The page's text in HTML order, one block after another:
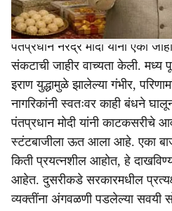
पश्चिम बंगालसह इतर राज्यांच्या
पंतप्रधान नरेंद्र मोदी यांनी एका
संकटाची जाहीर वाच्यता केली. मध्य
इराण युद्धामुळे झालेल्या गंभीर,
नागरिकांनी स्वतःवर काही बंधने
पंतप्रधान मोदी यांनी काटकसरीचे
स्टंटबाजीला ऊत आला आहे. एका
किती प्रयत्नशील आहोत, हे
आहेत. दुसरीकडे सरकारमधील
व्यक्तींना अंगवळणी पडलेल्या सवयी